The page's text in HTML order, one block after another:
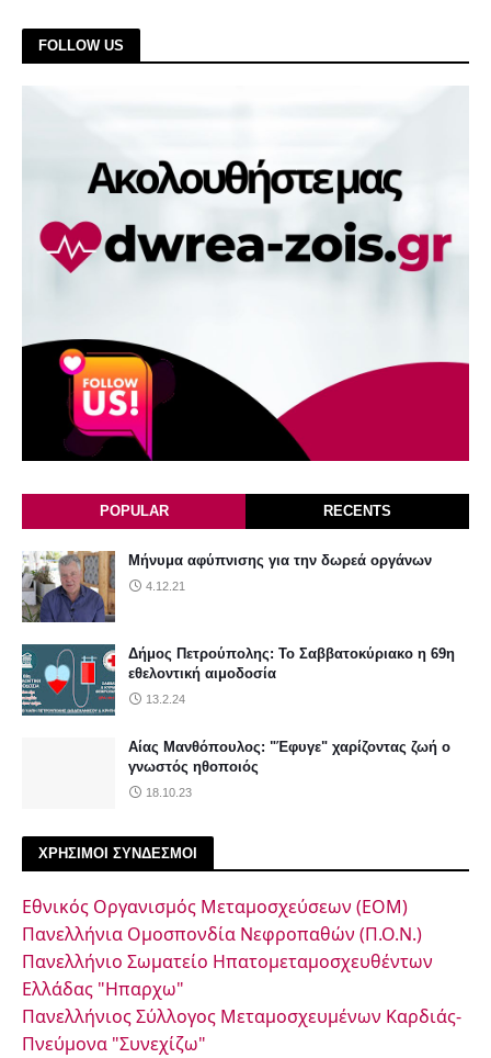
FOLLOW US
POPULAR RECENTS
Μήνυμα αφύπνισης για την δωρεά οργάνων
4.12.21
Δήμος Πετρούπολης: Το Σαββατοκύριακο η 69η
εθελοντική αιμοδοσία
13.2.24
Αίας Μανθόπουλος: "Έφυγε" χαρίζοντας ζωή ο
γνωστός ηθοποιός
18.10.23
ΧΡΗΣΙΜΟΙ ΣΥΝΔΕΣΜΟΙ
Εθνικός Οργανισμός Μεταμοσχεύσεων (ΕΟΜ)
Πανελλήνια Ομοσπονδία Νεφροπαθών (Π.Ο.Ν.)
Πανελλήνιο Σωματείο Ηπατομεταμοσχευθέντων
Ελλάδας "Ηπαρχω"
Πανελλήνιος Σύλλογος Μεταμοσχευμένων Καρδιάς-
Πνεύμονα "Συνεχίζω"